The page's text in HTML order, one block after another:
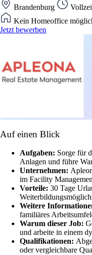
Brandenburg
Kein Homeoffice
Jetzt bewerben
Auf einen Blick
Aufgaben: Sorge für
Anlagen und führe
Unternehmen:
im Facility
Vorteile: 30 Tage
Weitere
familiäres
Warum dieser Job:
und arbeite in einem
Qualifikationen:
oder vergleichbare